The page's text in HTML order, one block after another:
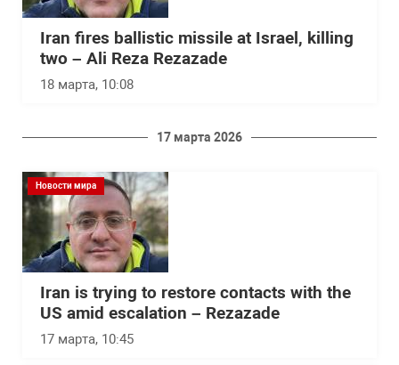
Iran fires ballistic missile at Israel, killing
two – Ali Reza Rezazade
18 марта, 10:08
17 марта 2026
Новости мира
Iran is trying to restore contacts with the
US amid escalation – Rezazade
17 марта, 10:45